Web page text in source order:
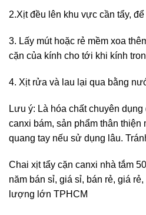
2.Xịt đều lên khu vực cần tẩy,
3. Lấy mút hoặc rẻ mềm xoa
cặn của kính cho tới khi kính
4. Xịt rửa và lau lại qua bằng
Lưu ý: Là hóa chất chuyên
canxi bám, sản phẩm thân
quang tay nếu sử dụng lâu.
Chai xịt tẩy cặn canxi nhà tắm
năm bán sỉ, giá sỉ, bán rẻ, giá
lượng lớn TPHCM